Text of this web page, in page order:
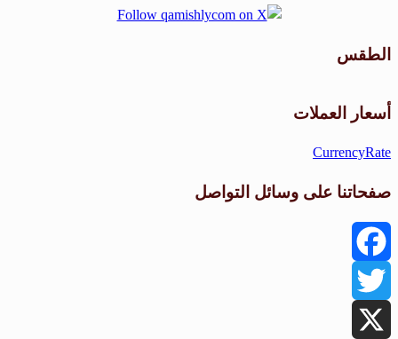
الطقس
أسعار العملات
CurrencyRate
صفحاتنا على وسائل التواصل
Facebook
Twitter